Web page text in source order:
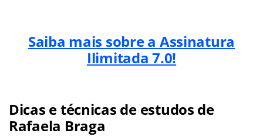
Saiba mais sobre a Assinatura
Ilimitada 7.0!
Dicas e técnicas de estudos de
Rafaela Braga